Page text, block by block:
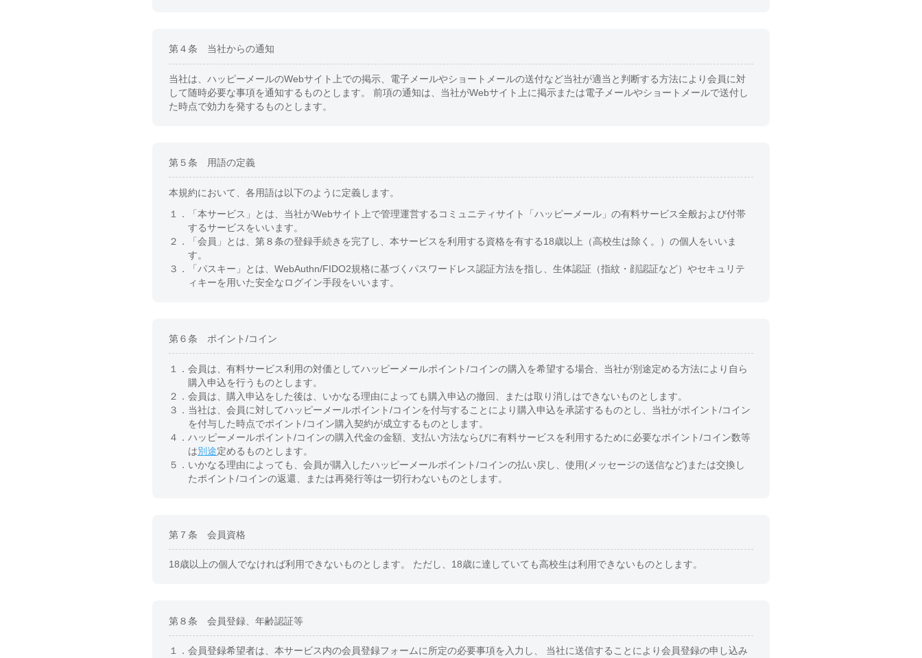
第４条 当社からの通知
当社は、ハッピーメールのWebサイト上での掲示、電子メールやショートメールの送付など当社が適当と判断する方法により会員に対
して随時必要な事項を通知するものとします。 前項の通知は、当社がWebサイト上に掲示または電子メールやショートメールで送付し
た時点で効力を発するものとします。
第５条 用語の定義
本規約において、各用語は以下のように定義します。
１．
「本サービス」とは、当社がWebサイト上で管理運営するコミュニティサイト「ハッピーメール」の有料サービス全般および付帯
するサービスをいいます。
２．
「会員」とは、第８条の登録手続きを完了し、本サービスを利用する資格を有する18歳以上（高校生は除く。）の個人をいいま
す。
３．
「パスキー」とは、WebAuthn/FIDO2規格に基づくパスワードレス認証方法を指し、生体認証（指紋・顔認証など）やセキュリテ
ィキーを用いた安全なログイン手段をいいます。
第６条 ポイント/コイン
１． 会員は、有料サービス利用の対価としてハッピーメールポイント/コインの購入を希望する場合、当社が別途定める方法により自ら
購入申込を行うものとします。
２． 会員は、購入申込をした後は、いかなる理由によっても購入申込の撤回、または取り消しはできないものとします。
３． 当社は、会員に対してハッピーメールポイント/コインを付与することにより購入申込を承諾するものとし、当社がポイント/コイン
を付与した時点でポイント/コイン購入契約が成立するものとします。
４． ハッピーメールポイント/コインの購入代金の金額、支払い方法ならびに有料サービスを利用するために必要なポイント/コイン数等
は別途定めるものとします。
５． いかなる理由によっても、会員が購入したハッピーメールポイント/コインの払い戻し、使用(メッセージの送信など)または交換し
たポイント/コインの返還、または再発行等は一切行わないものとします。
第７条 会員資格
18歳以上の個人でなければ利用できないものとします。 ただし、18歳に達していても高校生は利用できないものとします。
第８条 会員登録、年齢認証等
１． 会員登録希望者は、本サービス内の会員登録フォームに所定の必要事項を入力し、 当社に送信することにより会員登録の申し込み